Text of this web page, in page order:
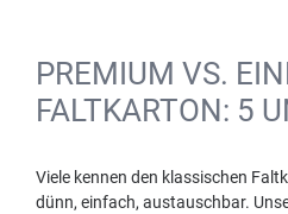
PREMIUM VS.
FALTKARTON: 5
Viele kennen den klassischen
dünn, einfach, austauschbar.